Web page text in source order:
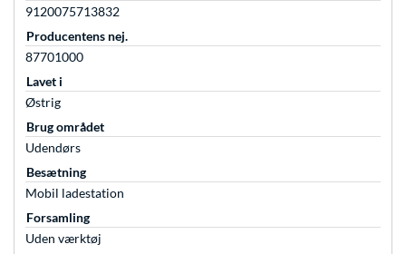
9120075713832
Producentens nej.
87701000
Lavet i
Østrig
Brug området
Udendørs
Besætning
Mobil ladestation
Forsamling
Uden værktøj